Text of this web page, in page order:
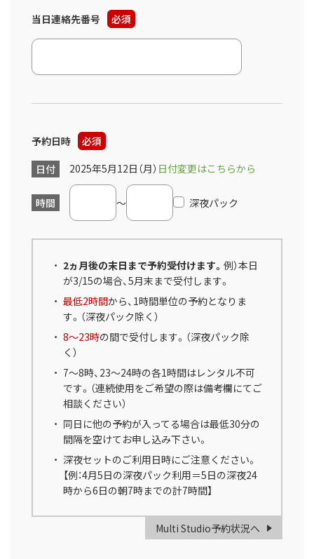
当日連絡先番号 必須
予約日時
必須
日付
2025年5月12日（月） 日付変更はこちらから
時間 ～ 深夜パック
2ヵ月後の末日まで予約受付けます。 例）本日
が3/15の場合、5月末まで受付します。
最低2時間から、1時間単位の予約となりま
す。（深夜パック除く）
8～23時の間で受付します。（深夜パック除
く）
7～8時、23～24時の各1時間はレンタル不可
です。（連続使用をご希望の際は備考欄にてご
相談ください）
同日に他の予約が入ってる場合は最低30分の
間隔を空けてお申し込み下さい。
深夜セットのご利用日時にご注意ください。
【例：4月5日の深夜パック利用＝5日の深夜24
時から6日の朝7時までの計7時間】
Multi Studio予約状況へ